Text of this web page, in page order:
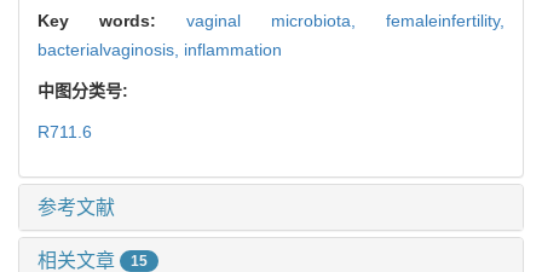
Key words: vaginal microbiota, femaleinfertility,
bacterialvaginosis, inflammation
中图分类号:
R711.6
参考文献
相关文章 15